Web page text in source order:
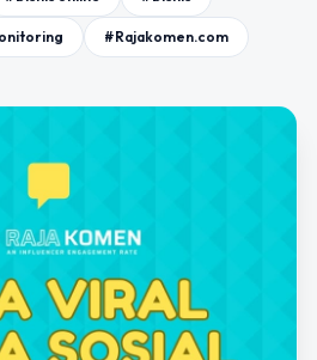
#Rajakomen.com